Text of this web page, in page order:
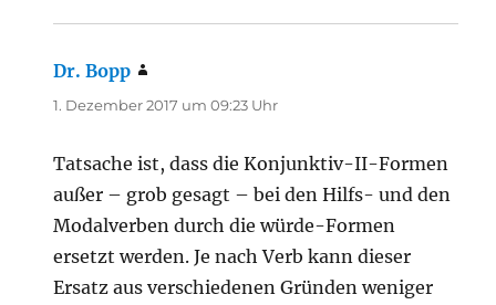
Dr. Bopp
1. Dezember 2017 um 09:23 Uhr
Tatsache ist, dass die Konjunktiv-II-Formen
außer – grob gesagt – bei den Hilfs- und den
Modalverben durch die würde-Formen
ersetzt werden. Je nach Verb kann dieser
Ersatz aus verschiedenen Gründen weniger